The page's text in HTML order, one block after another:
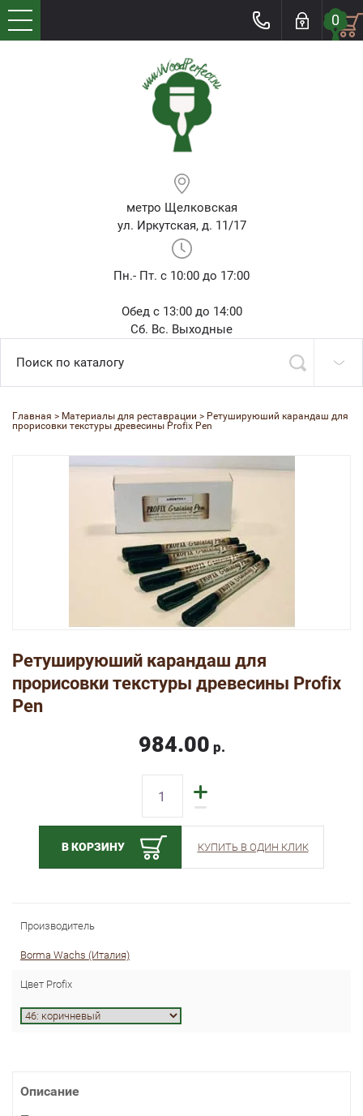
0
метро Щелковская
ул. Иркутская, д. 11/17
Пн.- Пт. с 10:00 до 17:00
Обед с 13:00 до 14:00
Сб. Вс. Выходные
Главная > Материалы для реставрации > Ретушируюший карандаш для
прорисовки текстуры древесины Profix Pen
Ретушируюший карандаш для
прорисовки текстуры древесины Profix
Pen
984.00 р.
В КОРЗИНУ КУПИТЬ В ОДИН КЛИК
Производитель
Borma Wachs (Италия)
Цвет Profix
Описание